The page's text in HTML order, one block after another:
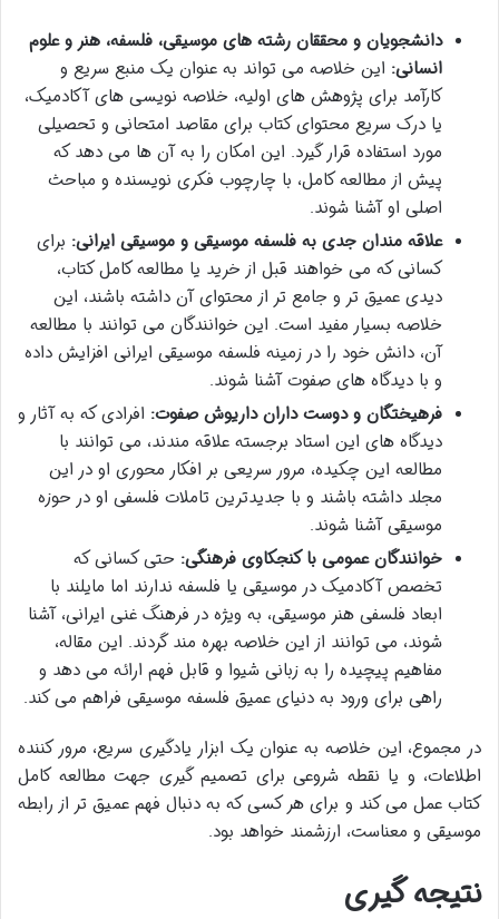
دانشجویان و محققان رشته های موسیقی، فلسفه، هنر و علوم
انسانی: این خلاصه می تواند به عنوان یک منبع سریع و
کارآمد برای پژوهش های اولیه، خلاصه نویسی های آکادمیک،
یا درک سریع محتوای کتاب برای مقاصد امتحانی و تحصیلی
مورد استفاده قرار گیرد. این امکان را به آن ها می دهد که
پیش از مطالعه کامل، با چارچوب فکری نویسنده و مباحث
اصلی او آشنا شوند.
علاقه مندان جدی به فلسفه موسیقی و موسیقی ایرانی: برای
کسانی که می خواهند قبل از خرید یا مطالعه کامل کتاب،
دیدی عمیق تر و جامع تر از محتوای آن داشته باشند، این
خلاصه بسیار مفید است. این خوانندگان می توانند با مطالعه
آن، دانش خود را در زمینه فلسفه موسیقی ایرانی افزایش داده
و با دیدگاه های صفوت آشنا شوند.
فرهیختگان و دوست داران داریوش صفوت: افرادی که به آثار و
دیدگاه های این استاد برجسته علاقه مندند، می توانند با
مطالعه این چکیده، مرور سریعی بر افکار محوری او در این
مجلد داشته باشند و با جدیدترین تاملات فلسفی او در حوزه
موسیقی آشنا شوند.
خوانندگان عمومی با کنجکاوی فرهنگی: حتی کسانی که
تخصص آکادمیک در موسیقی یا فلسفه ندارند اما مایلند با
ابعاد فلسفی هنر موسیقی، به ویژه در فرهنگ غنی ایرانی، آشنا
شوند، می توانند از این خلاصه بهره مند گردند. این مقاله،
مفاهیم پیچیده را به زبانی شیوا و قابل فهم ارائه می دهد و
راهی برای ورود به دنیای عمیق فلسفه موسیقی فراهم می کند.
در مجموع، این خلاصه به عنوان یک ابزار یادگیری سریع، مرور کننده
اطلاعات، و یا نقطه شروعی برای تصمیم گیری جهت مطالعه کامل
کتاب عمل می کند و برای هر کسی که به دنبال فهم عمیق تر از رابطه
موسیقی و معناست، ارزشمند خواهد بود.
نتیجه گیری